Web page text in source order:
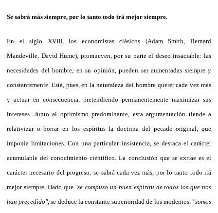
Se sabrá más siempre, por lo tanto todo irá mejor siempre.
En el siglo XVIII, los economistas clásicos (Adam Smith, Bernard
Mandeville, David Hume), promueven, por su parte el deseo insaciable: las
necesidades del hombre, en su opinión, pueden ser aumentadas siempre y
constantemente. Está, pues, en la naturaleza del hombre querer cada vez más
y actuar en consecuencia, pretendiendo permanentemente maximizar sus
intereses. Junto al optimismo predominante, esta argumentación tiende a
relativizar o borrar en los espíritus la doctrina del pecado original, que
imponia limitaciones. Con una particular insistencia, se destaca el carácter
acumulable del conocimiento científico. La conclusión que se extrae es el
carácter necesario del progreso: se sabrá cada vez más, por lo tanto todo irá
mejor siempre. Dado que "se compuso un buen espíritu de todos los que nos
han precedido", se deduce la constante superioridad de los modernos: "somos